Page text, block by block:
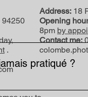
les flashs, fonds,
envisagée sur
pratiqué ?
en place pour
.
Address: 18
Opening
8pm by
Contact me: